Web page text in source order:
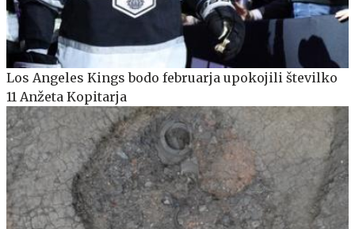
Los Angeles Kings bodo februarja upokojili številko
11 Anžeta Kopitarja